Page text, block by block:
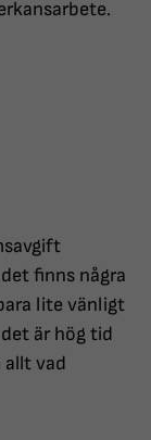
finns några
lite vänligt
är hög tid
allt vad